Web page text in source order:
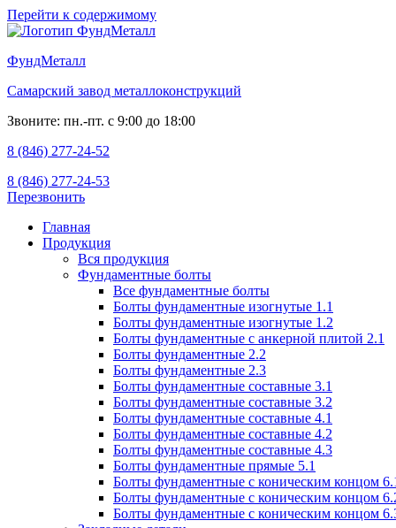
Перейти к содержимому
ФундМеталл
Самарский завод металлоконструкций
Звоните: пн.-пт. с 9:00 до 18:00
8 (846) 277-24-52
8 (846) 277-24-53
Перезвонить
Главная
Продукция
Вся продукция
Фундаментные болты
Все фундаментные болты
Болты фундаментные изогнутые 1.1
Болты фундаментные изогнутые 1.2
Болты фундаментные с анкерной плитой 2.1
Болты фундаментные 2.2
Болты фундаментные 2.3
Болты фундаментные составные 3.1
Болты фундаментные составные 3.2
Болты фундаментные составные 4.1
Болты фундаментные составные 4.2
Болты фундаментные составные 4.3
Болты фундаментные прямые 5.1
Болты фундаментные с коническим концом
Болты фундаментные с коническим концом
Болты фундаментные с коническим концом